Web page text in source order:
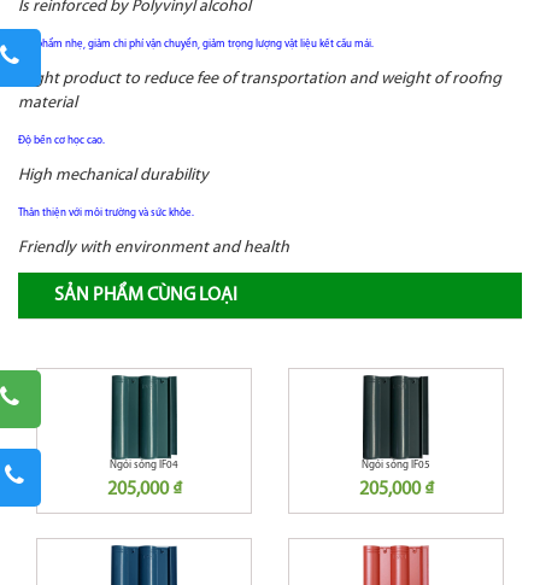
Is reinforced by Polyvinyl alcohol
Sản phẩm nhẹ, giảm chi phí vận chuyển, giảm trọng lượng vật liệu kết cấu mái.
Slight product to reduce fee of transportation and weight of roofng
material
Độ bền cơ học cao.
High mechanical durability
Thân thiện với môi trường và sức khỏe.
Friendly with environment and health
SẢN PHẨM CÙNG LOẠI
Ngói sóng IF04
205,000 ₫
Ngói sóng IF05
205,000 ₫